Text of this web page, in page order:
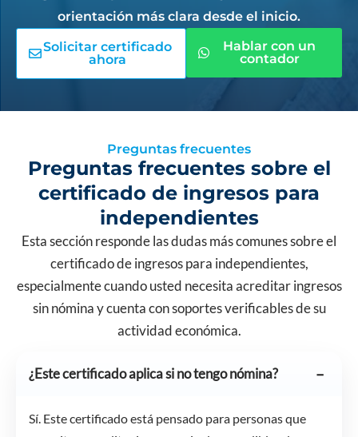
orientación más clara desde el inicio.
Solicitar certificado
ahora
Hablar con un
contador
Preguntas frecuentes
Preguntas frecuentes sobre el
certificado de ingresos para
independientes
Esta sección responde las dudas más comunes sobre el
certificado de ingresos para independientes,
especialmente cuando usted necesita acreditar ingresos
sin nómina y cuenta con soportes verificables de su
actividad económica.
¿Este certificado aplica si no tengo nómina?
Sí. Este certificado está pensado para personas que